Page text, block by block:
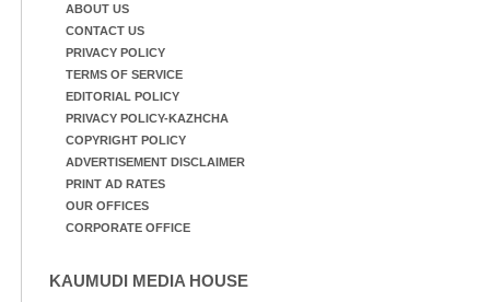
ABOUT US
CONTACT US
PRIVACY POLICY
TERMS OF SERVICE
EDITORIAL POLICY
PRIVACY POLICY-KAZHCHA
COPYRIGHT POLICY
ADVERTISEMENT DISCLAIMER
PRINT AD RATES
OUR OFFICES
CORPORATE OFFICE
KAUMUDI MEDIA HOUSE